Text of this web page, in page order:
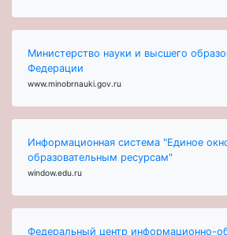
Министерство науки и высшего
Федерации
www.minobrnauki.gov.ru
Информационная система "Единое
образовательным ресурсам"
window.edu.ru
Федеральный центр информационно-